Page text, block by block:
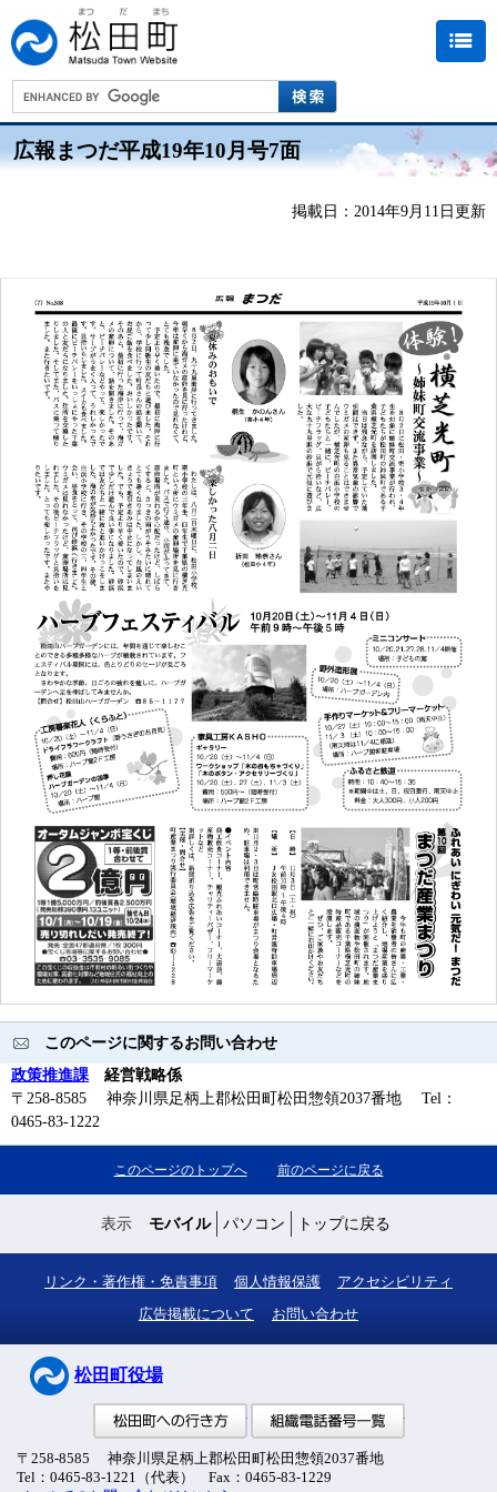
広報まつだ平成19年10月号7面
掲載日：2014年9月11日更新
このページに関するお問い合わせ
政策推進課 経営戦略係
〒258-8585 神奈川県足柄上郡松田町松田惣領2037番地 Tel：
0465-83-1222
このページのトップへ 前のページに戻る
表示 モバイル パソコン トップに戻る
リンク・著作権・免責事項 個人情報保護
アクセシビリティ
広告掲載について
お問い合わせ
松田町役場
松田町への行き方
〒258-8585 神奈川県足柄上郡松田町松田惣領2037番地
Tel：0465-83-1221（代表） Fax：0465-83-1229